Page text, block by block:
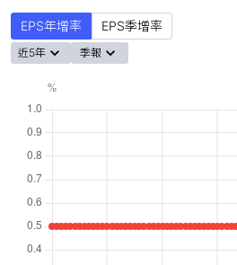
EPS年增率 EPS季增率
近5年 季報